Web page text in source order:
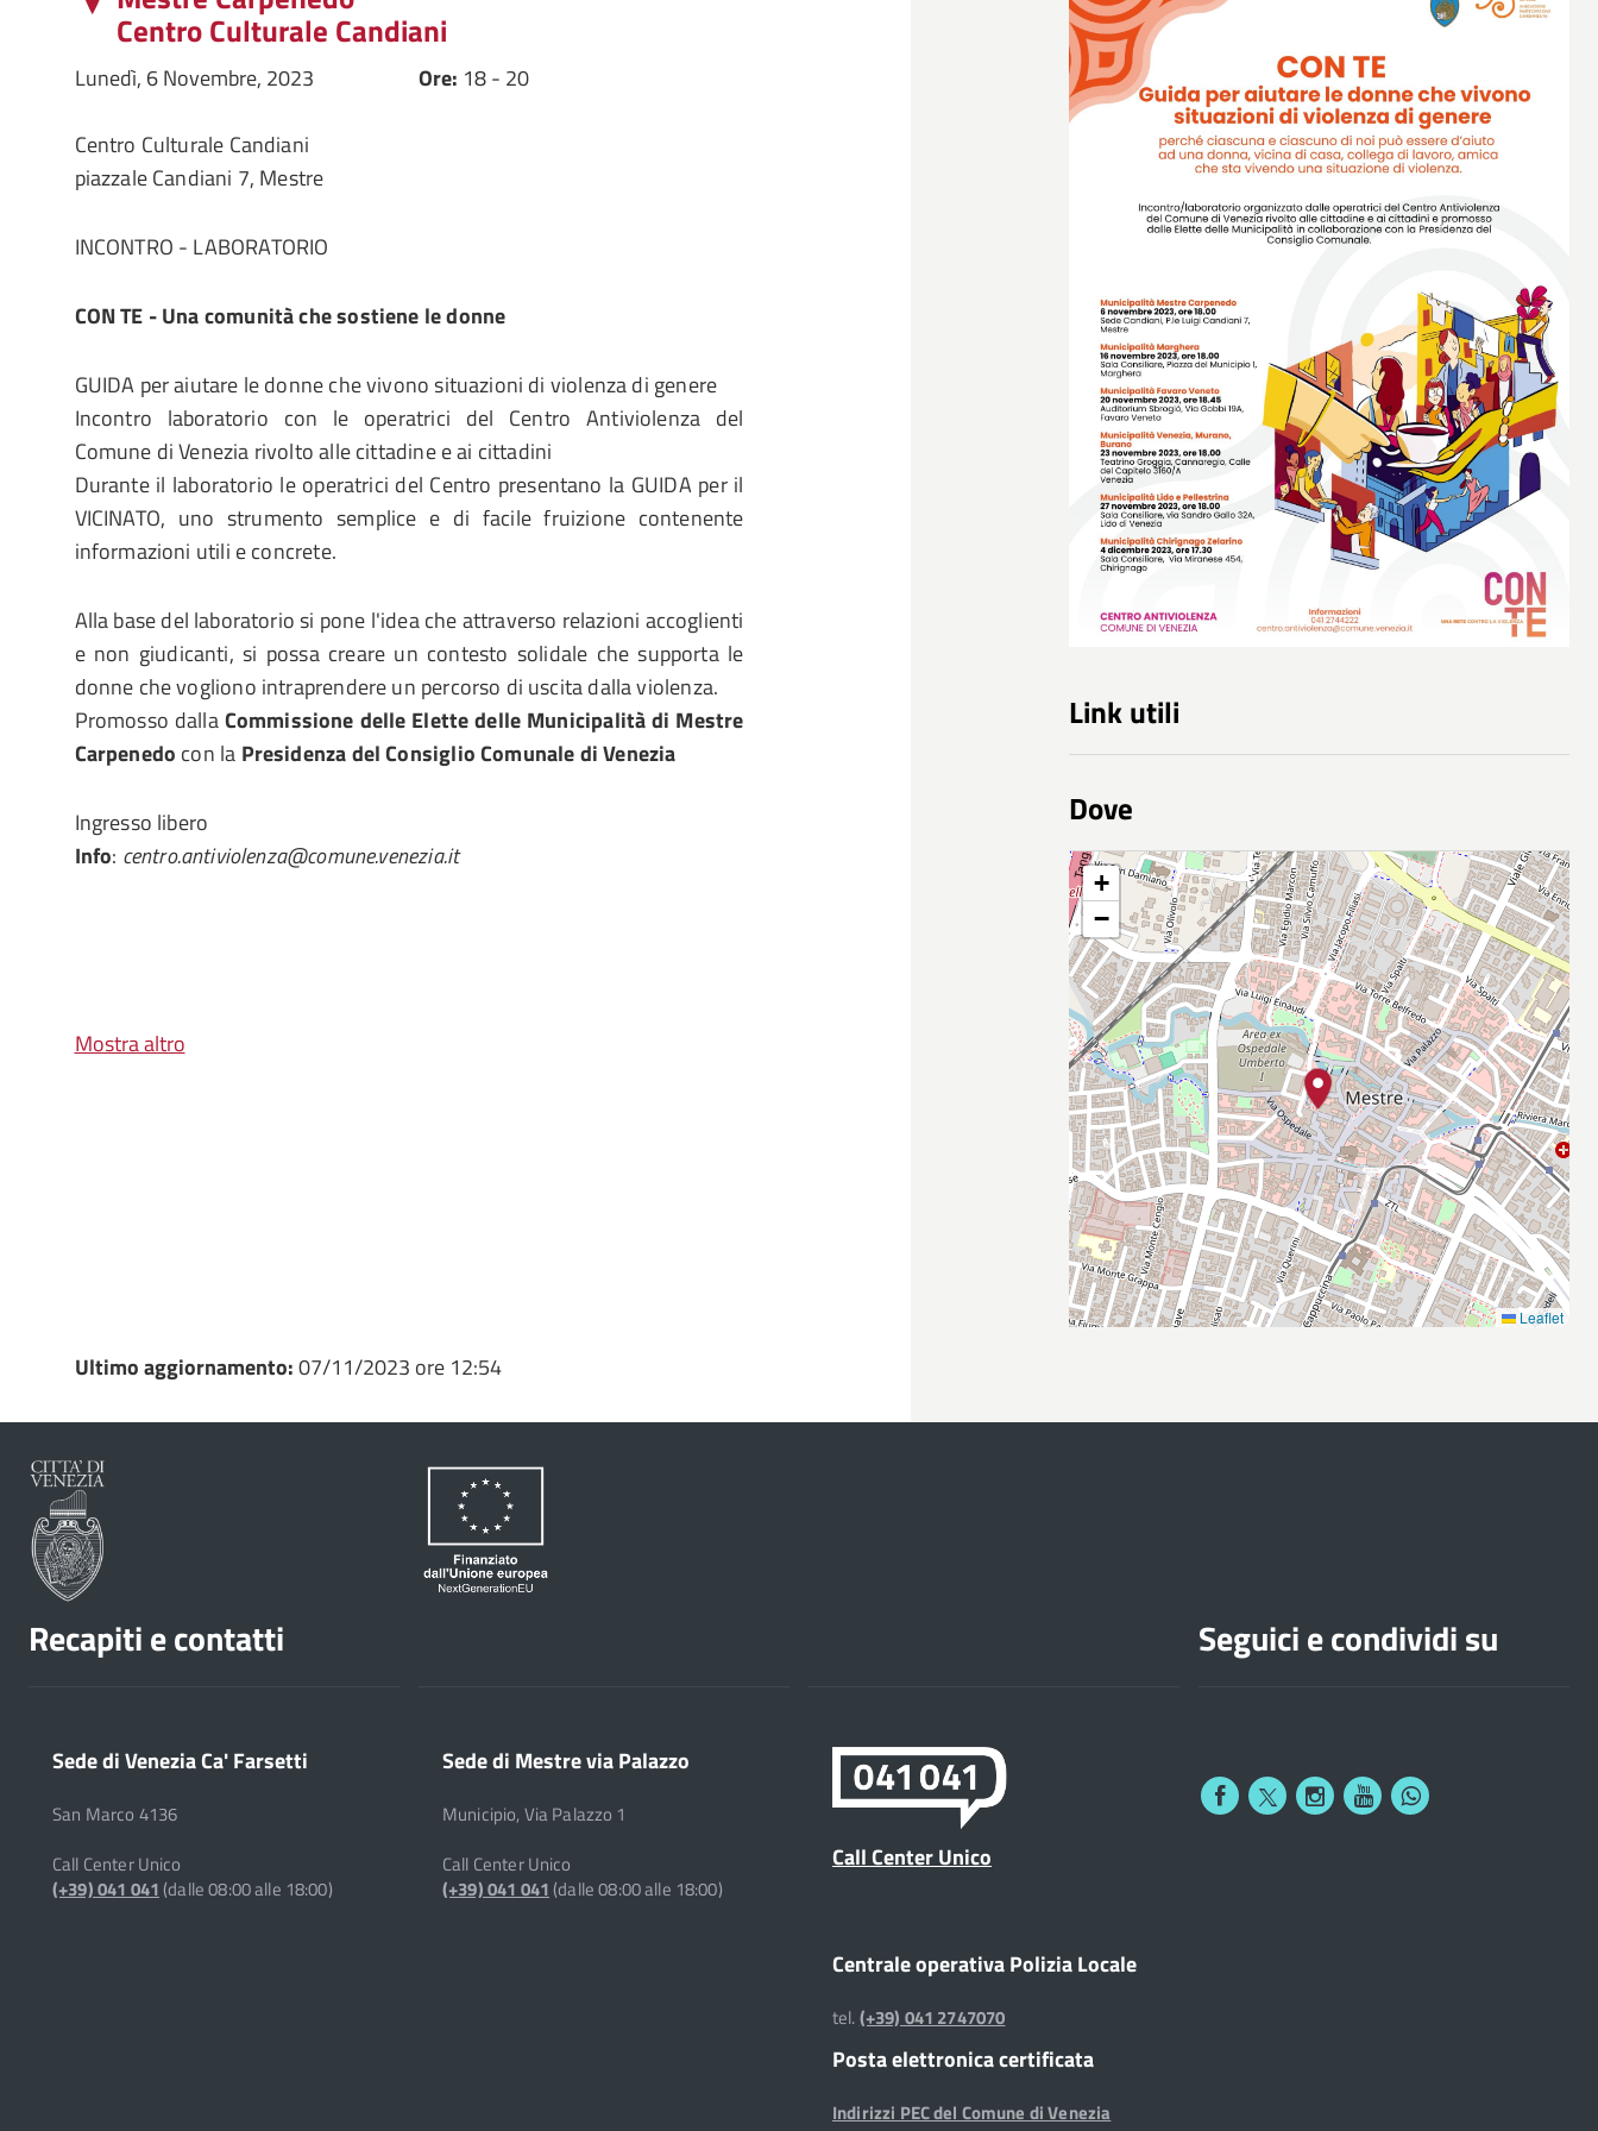
Centro Culturale Candiani
Lunedì, 6 Novembre, 2023 Ore: 18 - 20
Centro Culturale Candiani
piazzale Candiani 7, Mestre
INCONTRO - LABORATORIO
CON TE - Una comunità che sostiene le donne
GUIDA per aiutare le donne che vivono situazioni di violenza di genere
Incontro laboratorio con le operatrici del Centro Antiviolenza del
Comune di Venezia rivolto alle cittadine e ai cittadini
Durante il laboratorio le operatrici del Centro presentano la GUIDA per il
VICINATO, uno strumento semplice e di facile fruizione contenente
informazioni utili e concrete.
Alla base del laboratorio si pone l'idea che attraverso relazioni accoglienti
e non giudicanti, si possa creare un contesto solidale che supporta le
donne che vogliono intraprendere un percorso di uscita dalla violenza.
Promosso dallaCommissione delle Elette delle Municipalità di Mestre
Carpenedo con la Presidenza del Consiglio Comunale di Venezia
Ingresso libero
Info: centro.antiviolenza@comune.venezia.it
Mostra altro
Link utili
Dove
+
−
Leaflet
Ultimo aggiornamento:07/11/2023 ore 12:54
Recapiti e contatti
Sede di Venezia Ca' Farsetti
San Marco 4136
Call Center Unico
(+39) 041 041(dalle 08:00 alle 18:00)
Sede di Mestre via Palazzo
Municipio, Via Palazzo 1
Call Center Unico
(+39) 041 041(dalle 08:00 alle 18:00)
Call Center Unico
Centrale operativa Polizia Locale
tel.(+39) 041 2747070
Posta elettronica certificata
Indirizzi PEC del Comune di Venezia
Seguici e condividi su